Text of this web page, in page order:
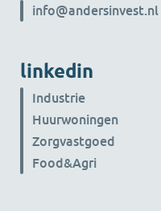
ruimte om
aanpak
leveranciers
maken we het
Doedens,
KTK Holding We zijn ook
info@andersinvest.nl
linkedin
Industrie
Huurwoningen
Zorgvastgoed
Food&Agri